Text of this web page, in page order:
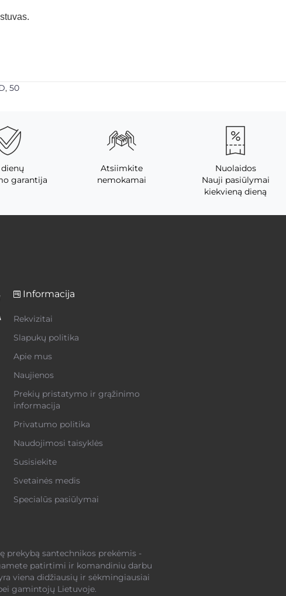
, 50
dienų
garantija
Atsiimkite
nemokamai
Nuolaidos
Nauji pasiūlymai
kiekvieną dieną
Informacija
Rekvizitai
Slapukų politika
Apie mus
Naujienos
Prekių pristatymo ir grąžinimo
informacija
Privatumo politika
Naudojimosi taisyklės
Susisiekite
Svetainės medis
Specialūs pasiūlymai
prekybą santechnikos prekėmis -
patirtimi ir komandiniu darbu
viena didžiausių ir sėkmingiausiai
gamintojų Lietuvoje.